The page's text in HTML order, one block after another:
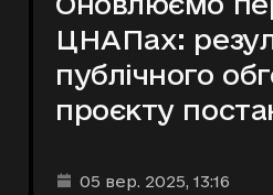
ЦНАПах:
публічного
проєкту
Дата та час публікації
05 вер. 2025, 13:16